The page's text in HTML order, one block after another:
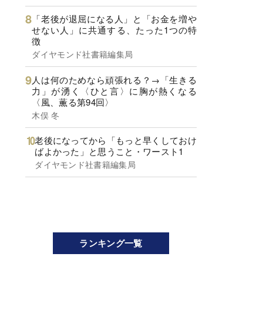
「老後が退屈になる人」と「お金を増や
せない人」に共通する、たった1つの特
徴
ダイヤモンド社書籍編集局
人は何のためなら頑張れる？→「生きる
力」が湧く〈ひと言〉に胸が熱くなる
〈風、薫る第94回〉
木俣 冬
老後になってから「もっと早くしておけ
ばよかった」と思うこと・ワースト1
ダイヤモンド社書籍編集局
ランキング一覧